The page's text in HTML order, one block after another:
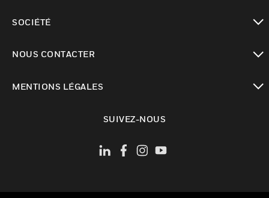
SOCIÉTÉ
NOUS CONTACTER
MENTIONS LÉGALES
SUIVEZ-NOUS